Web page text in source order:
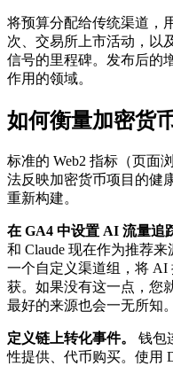
将预算分配给传统渠道，
次、交易所上市活动，以
信号的里程碑。发布后的
作用的领域。
如何衡量加密货
标准的 Web2 指标（页面
法反映加密货币项目的健
重新构建。
在 GA4 中设置 AI 流量追
和 Claude 现在作为推荐来
一个自定义渠道组，将 AI
获。如果没有这一点，您
最好的来源也会一无所知。
定义链上转化事件。
钱包
性提供、代币购买。使用